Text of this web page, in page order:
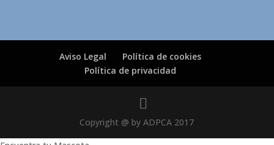
Aviso Legal
Política de cookies
Política de privacidad
Copyright @ by ADPCA 2017